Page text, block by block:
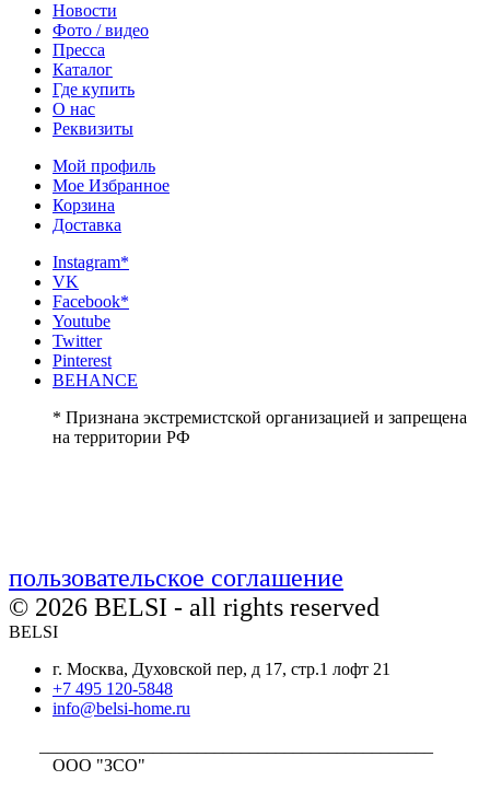
Новости
Фото / видео
Пресса
Каталог
Где купить
О нас
Реквизиты
Мой профиль
Мое Избранное
Корзина
Доставка
Instagram*
VK
Facebook*
Youtube
Twitter
Pinterest
BEHANCE
* Признана экстремистской организацией и запрещена
на территории РФ
пользовательское соглашение
© 2026 BELSI - all rights reserved
BELSI
г. Москва, Духовской пер, д 17, стр.1 лофт 21
+7 495 120-5848
info@belsi-home.ru
ООО "ЗСО"